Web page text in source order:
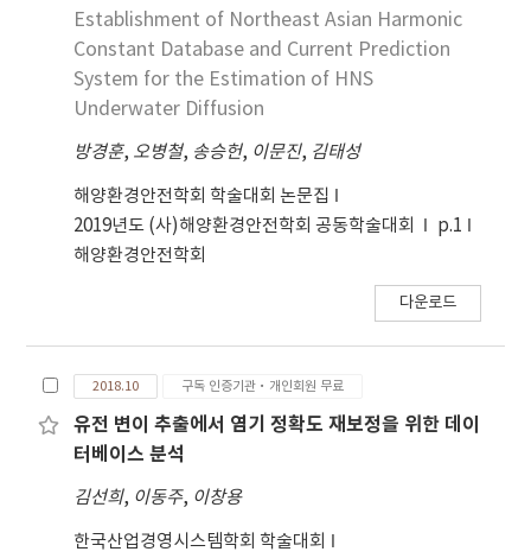
Establishment of Northeast Asian Harmonic
Constant Database and Current Prediction
System for the Estimation of HNS
Underwater Diffusion
방경훈, 오병철, 송승헌, 이문진, 김태성
해양환경안전학회 학술대회 논문집
2019년도 (사)해양환경안전학회 공동학술대회
p.1
해양환경안전학회
다운로드
2018.10 구독 인증기관·개인회원 무료
유전 변이 추출에서 염기 정확도 재보정을 위한 데이
터베이스 분석
김선희, 이동주, 이창용
한국산업경영시스템학회 학술대회